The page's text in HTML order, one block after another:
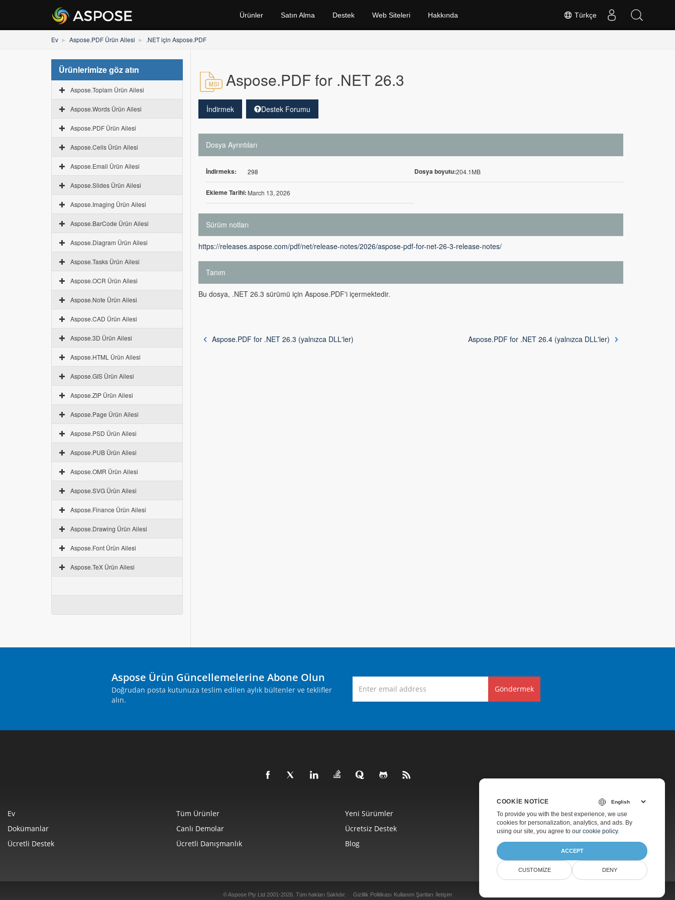
Türkçe
Ürünler Satın Alma Destek Web Siteleri Hakkında
Ev Aspose.PDF Ürün Ailesi .NET için Aspose.PDF
Ürünlerimize göz atın
Aspose.Toplam Ürün Ailesi
Aspose.Words Ürün Ailesi
Aspose.PDF Ürün Ailesi
Aspose.Cells Ürün Ailesi
Aspose.Email Ürün Ailesi
Aspose.Slides Ürün Ailesi
Aspose.Imaging Ürün Ailesi
Aspose.BarCode Ürün Ailesi
Aspose.Diagram Ürün Ailesi
Aspose.Tasks Ürün Ailesi
Aspose.OCR Ürün Ailesi
Aspose.Note Ürün Ailesi
Aspose.CAD Ürün Ailesi
Aspose.3D Ürün Ailesi
Aspose.HTML Ürün Ailesi
Aspose.GIS Ürün Ailesi
Aspose.ZIP Ürün Ailesi
Aspose.Page Ürün Ailesi
Aspose.PSD Ürün Ailesi
Aspose.PUB Ürün Ailesi
Aspose.OMR Ürün Ailesi
Aspose.SVG Ürün Ailesi
Aspose.Finance Ürün Ailesi
Aspose.Drawing Ürün Ailesi
Aspose.Font Ürün Ailesi
Aspose.TeX Ürün Ailesi
Aspose.PDF for .NET 26.3
İndirmek Destek Forumu
Dosya Ayrıntıları
İndirmeks: 298 Dosya boyutu:204.1MB
Ekleme Tarihi: March 13, 2026
Sürüm notları
https://releases.aspose.com/pdf/net/release-notes/2026/aspose-pdf-for-net-26-3-release-notes/
Tanım
Bu dosya, .NET 26.3 sürümü için Aspose.PDF'i içermektedir.
Aspose.PDF for .NET 26.3 (yalnızca DLL'ler) Aspose.PDF for .NET 26.4 (yalnızca DLL'ler)
Aspose Ürün Güncellemelerine Abone Olun
Doğrudan posta kutunuza teslim edilen aylık bültenler ve teklifler
alın.
Göndermek
Ev Tüm Ürünler Yeni Sürümler
Fiyatlandırma
Dokümanlar
Canlı Demolar Ücretsiz Destek
Ücretsiz Danışmanlık
Ücretli Destek
Ücretli Danışmanlık Blog Hakkında
© Aspose Pty Ltd 2001-2026. Tüm hakları Saklıdır. Gizlilik Politikası Kullanım Şartları İletişim
COOKIE NOTICE
To provide you with the best experience, we use
cookies for personalization, analytics, and ads. By
using our site, you agree to our cookie policy.
ACCEPT
CUSTOMIZE DENY